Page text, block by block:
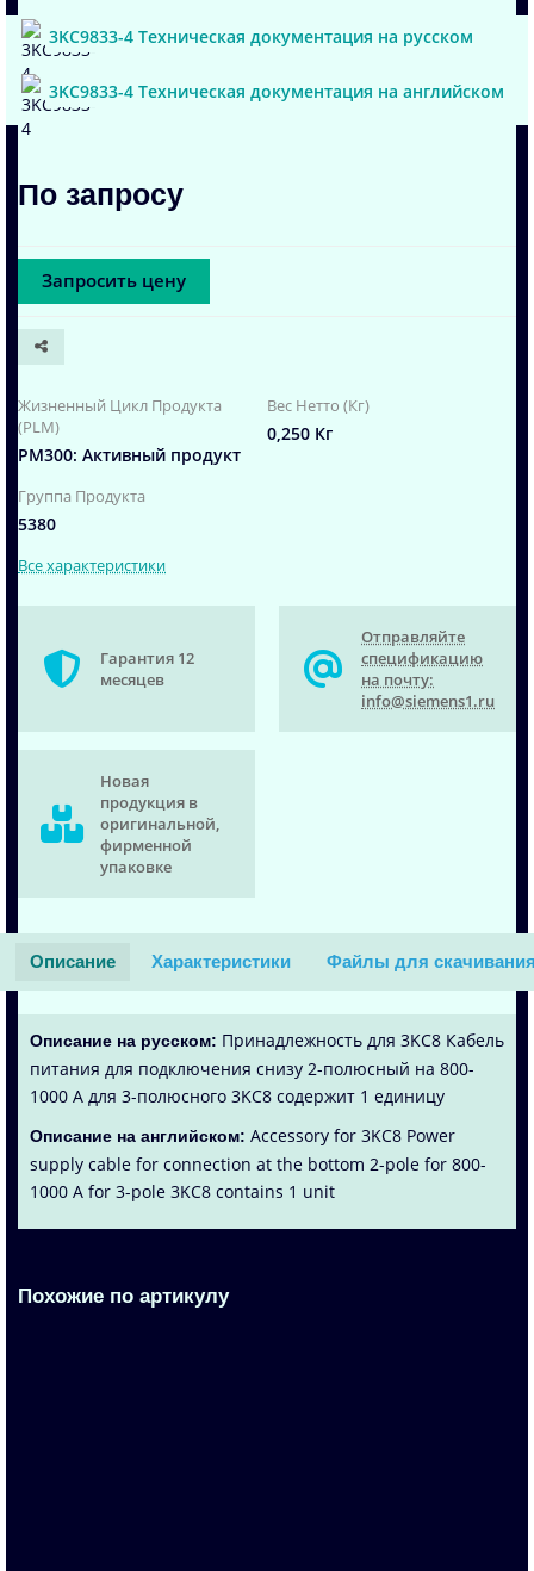
3KC9833-4 Техническая документация на русском
3KC9833-4 Техническая документация на английском
По запросу
Запросить цену
Жизненный Цикл Продукта
(PLM)
PM300: Активный продукт
Вес Нетто (Кг)
0,250 Кг
Группа Продукта
5380
Все характеристики
Гарантия 12
месяцев
Отправляйте
спецификацию
на почту:
info@siemens1.ru
Новая
продукция в
оригинальной,
фирменной
упаковке
Описание Характеристики Файлы для
Описание на русском: Принадлежность для 3KC8 Кабель
питания для подключения снизу 2-полюсный на 800-
1000 A для 3-полюсного 3KC8 содержит 1 единицу
Описание на английском: Accessory for 3KC8 Power
supply cable for connection at the bottom 2-pole for 800-
1000 A for 3-pole 3KC8 contains 1 unit
Похожие по артикулу